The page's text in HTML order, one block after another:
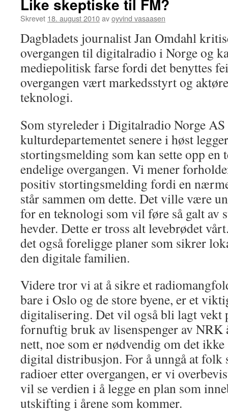
Like skeptiske til FM?
Skrevet 18. august 2010avoyvind vasaasen
Dagbladets journalist Jan Omdahl
overgangen til digitalradio i Norge og
mediepolitisk farse fordi det benyttes
overgangen vært markedsstyrt og
teknologi.
Som styreleder i Digitalradio Norge
kulturdepartementet senere i høst
stortingsmelding som kan sette opp en
endelige overgangen. Vi mener
positiv stortingsmelding fordi en
står sammen om dette. Det ville være
for en teknologi som vil føre så galt av
hevder. Dette er tross alt levebrødet
det også foreligge planer som sikrer
den digitale familien.
Videre tror vi at å sikre et
bare i Oslo og de store byene, er et
digitalisering. Det vil også bli lagt vekt
fornuftig bruk av lisenspenger av NRK
nett, noe som er nødvendig om det ikke
digital distribusjon. For å unngå at folk
radioer etter overgangen, er vi
vil se verdien i å legge en plan som
utskifting i årene som kommer.